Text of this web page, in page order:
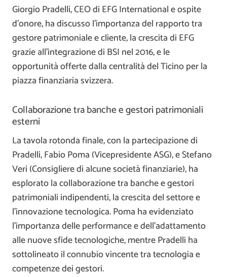
Giorgio Pradelli, CEO di EFG International e ospite
d’onore, ha discusso l’importanza del rapporto tra
gestore patrimoniale e cliente, la crescita di EFG
grazie all’integrazione di BSI nel 2016, e le
opportunità offerte dalla centralità del Ticino per la
piazza finanziaria svizzera.
Collaborazione tra banche e gestori patrimoniali
esterni
La tavola rotonda finale, con la partecipazione di
Pradelli, Fabio Poma (Vicepresidente ASG), e Stefano
Veri (Consigliere di alcune società finanziarie), ha
esplorato la collaborazione tra banche e gestori
patrimoniali indipendenti, la crescita del settore e
l’innovazione tecnologica. Poma ha evidenziato
l’importanza delle performance e dell’adattamento
alle nuove sfide tecnologiche, mentre Pradelli ha
sottolineato il connubio vincente tra tecnologia e
competenze dei gestori.